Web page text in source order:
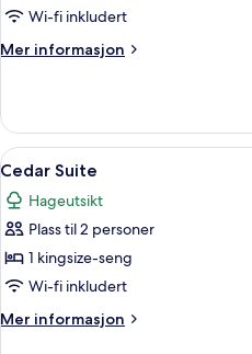
Wi-fi inkludert
Mer informasjon
Mer
Double
Åpne
alle
bildene
av
Cedar
Suite
9
Cedar Suite
Hageutsikt
Plass til 2 personer
1 kingsize-seng
Wi-fi inkludert
Mer informasjon
Mer